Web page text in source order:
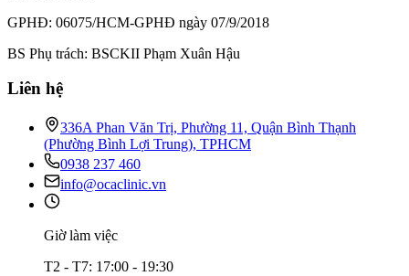
GPHĐ: 06075/HCM-GPHĐ ngày 07/9/2018
BS Phụ trách: BSCKII Phạm Xuân Hậu
Liên hệ
336A Phan Văn Trị, Phường 11, Quận Bình Thạnh
(Phường Bình Lợi Trung), TPHCM
0938 237 460
info@ocaclinic.vn
Giờ làm việc
T2 - T7: 17:00 - 19:30